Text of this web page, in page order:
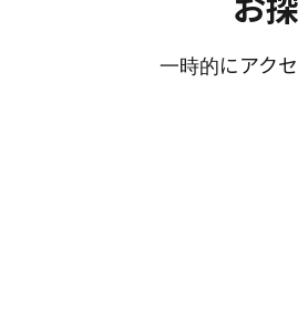
一時的にアク